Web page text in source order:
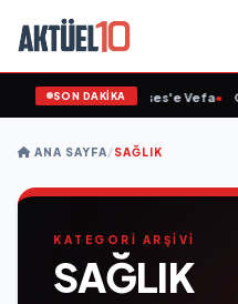
SON DAKİKA
Müslüm Gürses'e Vefa•
ANA SAYFA/SAĞLIK
KATEGORİ ARŞİVİ
SAĞLIK